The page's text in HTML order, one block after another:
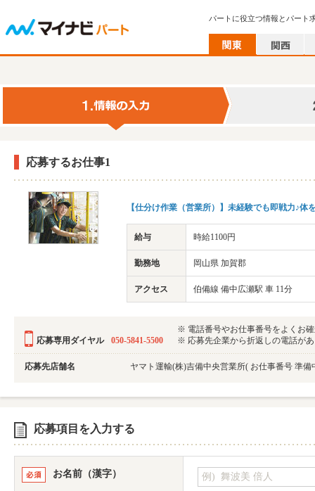
パートに役立つ情報とパート
応募するお仕事1
【仕分け作業（営業所）】未経験でも即戦力♪
給与 時給1100円
勤務地 岡山県 加賀郡
アクセス 伯備線 備中広瀬駅 車 11分
応募専用ダイヤル 050-5841-5500
※ 電話番号やお仕事番号をよくお
※ 応募先企業から折返しの電話が
応募先店舗名 ヤマト運輸(株)吉備中央営業所( お仕事番号 準備
応募項目を入力する
お名前（漢字）